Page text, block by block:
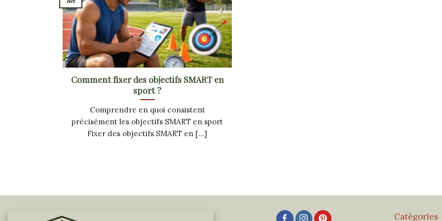
Comment fixer des objectifs SMART en
sport ?
Comprendre en quoi consistent
précisément les objectifs SMART en sport
Fixer des objectifs SMART en [...]
Catégories